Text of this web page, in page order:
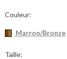
Couleur:
Marron/Bronze
Taille: